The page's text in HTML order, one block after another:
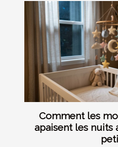
Comment les
apaisent les nuits